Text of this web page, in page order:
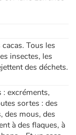
Tous les
insectes, les
des déchets.
excréments,
sortes : des
des mous, des
à des flaques, à